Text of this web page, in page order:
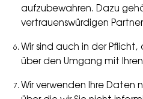
aufzubewahren. Dazu
vertrauenswürdigen
Wir sind auch in der
über den Umgang mit
Wir verwenden Ihre Daten